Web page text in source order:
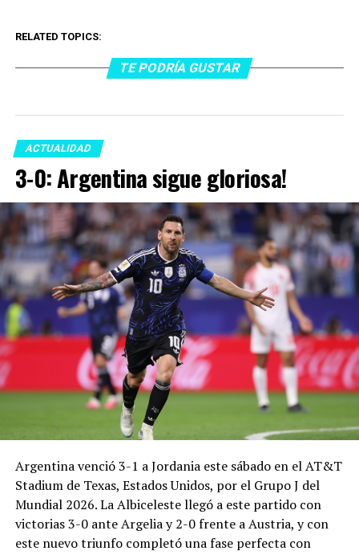
RELATED TOPICS:
TE PODRÍA GUSTAR
ACTUALIDAD
3-0: Argentina sigue gloriosa!
Argentina venció 3-1 a Jordania este sábado en el AT&T
Stadium de Texas, Estados Unidos, por el Grupo J del
Mundial 2026. La Albiceleste llegó a este partido con
victorias 3-0 ante Argelia y 2-0 frente a Austria, y con
este nuevo triunfo completó una fase perfecta con